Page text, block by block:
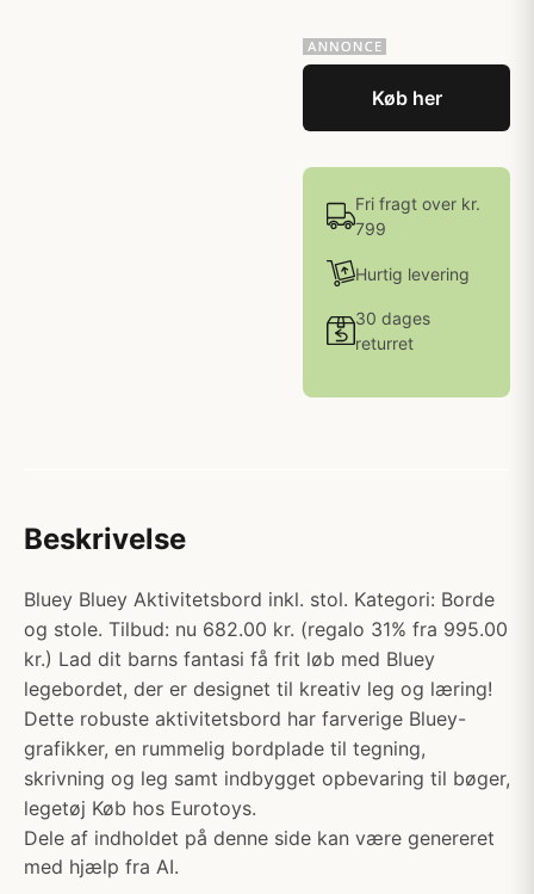
Køb her
Fri fragt over kr.
799
Hurtig levering
30 dages
returret
Beskrivelse
Bluey Bluey Aktivitetsbord inkl. stol. Kategori: Borde
og stole. Tilbud: nu 682.00 kr. (regalo 31% fra 995.00
kr.) Lad dit barns fantasi få frit løb med Bluey
legebordet, der er designet til kreativ leg og læring!
Dette robuste aktivitetsbord har farverige Bluey-
grafikker, en rummelig bordplade til tegning,
skrivning og leg samt indbygget opbevaring til bøger,
legetøj Køb hos Eurotoys.
Dele af indholdet på denne side kan være genereret
med hjælp fra AI.